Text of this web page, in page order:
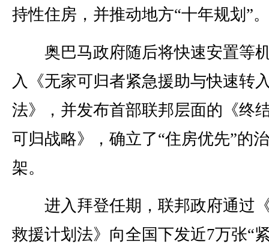
持性住房，并推动地方“十年规划”。
奥巴马政府随后将快速安置等
入《无家可归者紧急援助与快速转
法》，并发布首部联邦层面的《终
可归战略》，确立了“住房优先”的
架。
进入拜登任期，联邦政府通过
救援计划法》向全国下发近7万张“